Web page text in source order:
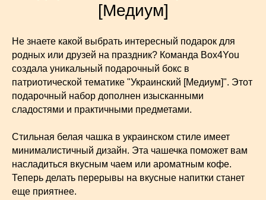
[Медиум]
Не знаете какой выбрать интересный подарок для
родных или друзей на праздник? Команда Box4You
создала уникальный подарочный бокс в
патриотической тематике "Украинский [Медиум]". Этот
подарочный набор дополнен изысканными
сладостями и практичными предметами.
Стильная белая чашка в украинском стиле имеет
минималистичный дизайн. Эта чашечка поможет вам
насладиться вкусным чаем или ароматным кофе.
Теперь делать перерывы на вкусные напитки станет
еще приятнее.